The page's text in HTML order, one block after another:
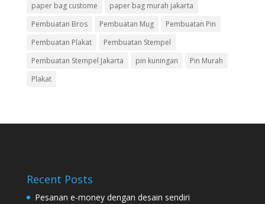
paper bag custome
paper bag murah jakarta
Pembuatan Bros
Pembuatan Mug
Pembuatan Pin
Pembuatan Plakat
Pembuatan Stempel
Pembuatan Stempel Jakarta
pin kuningan
Pin Murah
Plakat
Recent Posts
Pesanan e-money dengan desain sendiri